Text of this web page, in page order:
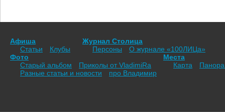
Афиша
Статьи
Клубы
Журнал Столица
Персоны
О журнале «100ЛИЦа»
Фото
Старый альбом
Приколы от VladimiRа
Места
Карта
Разные статьи и новости
про Владимир